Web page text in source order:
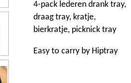
4-pack lederen drank tray,
draag tray, kratje,
bierkratje, picknick tray
Easy to carry by Hiptray